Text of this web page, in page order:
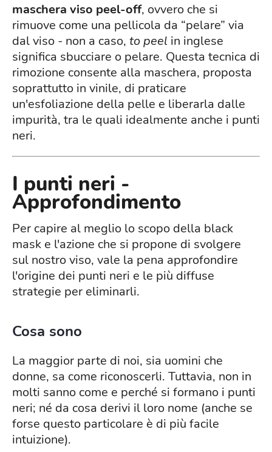
maschera viso peel-off, ovvero che si
rimuove come una pellicola da “pelare” via
dal viso - non a caso, to peel in inglese
significa sbucciare o pelare. Questa tecnica di
rimozione consente alla maschera, proposta
soprattutto in vinile, di praticare
un'esfoliazione della pelle e liberarla dalle
impurità, tra le quali idealmente anche i punti
neri.
I punti neri -
Approfondimento
Per capire al meglio lo scopo della black
mask e l'azione che si propone di svolgere
sul nostro viso, vale la pena approfondire
l'origine dei punti neri e le più diffuse
strategie per eliminarli.
Cosa sono
La maggior parte di noi, sia uomini che
donne, sa come riconoscerli. Tuttavia, non in
molti sanno come e perché si formano i punti
neri; né da cosa derivi il loro nome (anche se
forse questo particolare è di più facile
intuizione).